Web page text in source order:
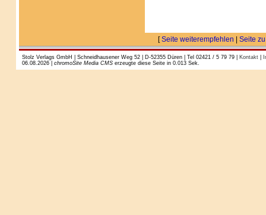
[Seite weiterempfehlen Seite
Stolz Verlags GmbH | Schneidhausener Weg 52 | D-52355 Düren | Tel 02421 / 5 79 79 | Kontakt|
06.08.2026 | chromoSite Media CMSerzeugte diese Seite in 0.013 Sek.